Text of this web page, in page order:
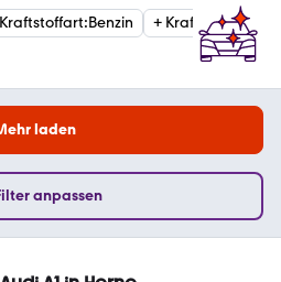
Kraftstoffart:Benzin + Kraftstoffart
laden
anpassen